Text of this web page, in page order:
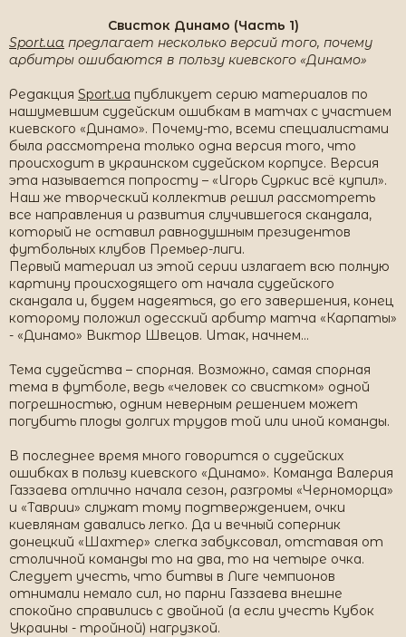
Свисток Динамо (Часть 1)
Sport.ua предлагает несколько версий того, почему
арбитры ошибаются в пользу киевского «Динамо»
Редакция Sport.ua публикует серию материалов по
нашумевшим судейским ошибкам в матчах с участием
киевского «Динамо». Почему-то, всеми специалистами
была рассмотрена только одна версия того, что
происходит в украинском судейском корпусе. Версия
эта называется попросту – «Игорь Суркис всё купил».
Наш же творческий коллектив решил рассмотреть
все направления и развития случившегося скандала,
который не оставил равнодушным президентов
футбольных клубов Премьер-лиги.
Первый материал из этой серии излагает всю полную
картину происходящего от начала судейского
скандала и, будем надеяться, до его завершения, конец
которому положил одесский арбитр матча «Карпаты»
- «Динамо» Виктор Швецов. Итак, начнем…
Тема судейства – спорная. Возможно, самая спорная
тема в футболе, ведь «человек со свистком» одной
погрешностью, одним неверным решением может
погубить плоды долгих трудов той или иной команды.
В последнее время много говорится о судейских
ошибках в пользу киевского «Динамо». Команда Валерия
Газзаева отлично начала сезон, разгромы «Черноморца»
и «Таврии» служат тому подтверждением, очки
киевлянам давались легко. Да и вечный соперник
донецкий «Шахтер» слегка забуксовал, отставая от
столичной команды то на два, то на четыре очка.
Следует учесть, что битвы в Лиге чемпионов
отнимали немало сил, но парни Газзаева внешне
спокойно справились с двойной (а если учесть Кубок
Украины - тройной) нагрузкой.